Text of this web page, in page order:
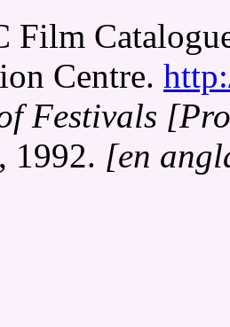
Film
Centre.
Festivals
1992. [en